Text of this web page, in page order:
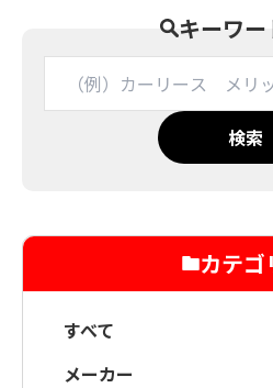
キーワー
検索
カテゴ
すべて
メーカー